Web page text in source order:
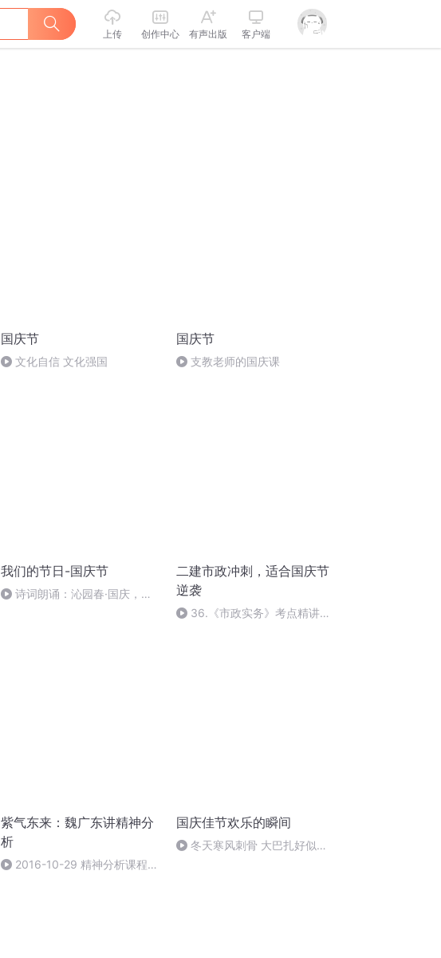
上传 创作中心 有声出版 客户端
国庆节
文化自信 文化强国
国庆节
支教老师的国庆课
我们的节日-国庆节
诗词朗诵：沁园春·国庆，朗
二建市政冲刺，适合国庆节
逆袭
36.《市政实务》考点精讲第
紫气东来：魏广东讲精神分
析
2016-10-29 精神分析课程下
国庆佳节欢乐的瞬间
冬天寒风刺骨 大巴扎好似温